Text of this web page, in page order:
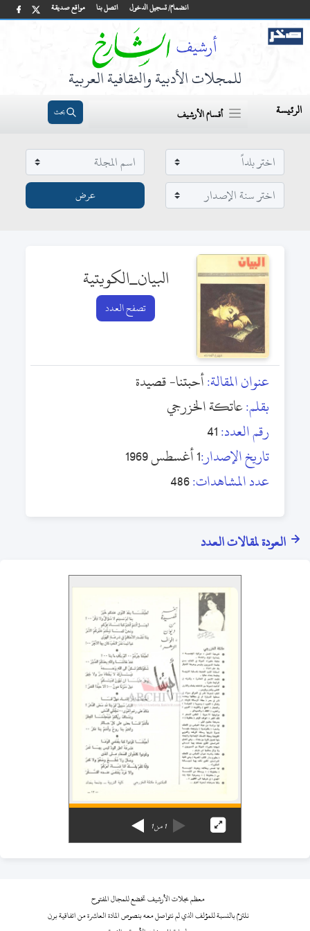
مواقع صديقة اتصل بنا انضمام/ تسجيل الدخول
للمجلات الأدبية والثقافية العربية
الرئيسة أقسام الأرشيف بحث
البيان_الكويتية
تصفح العدد
عنوان المقالة:أحبتنا- قصيدة
بقلم:عاتكة الخزرجي
رقم العدد:41
تاريخ الإصدار:1 أغسطس 1969
عدد المشاهدات:486
العودة لمقالات العدد
1من1
معظم مجلات الأرشيف تخضع للمجال المفتوح
نلتزم بالنسبة للمؤلف الذي لم نتواصل معه بنصوص المادة العاشرة من اتفاقية برن